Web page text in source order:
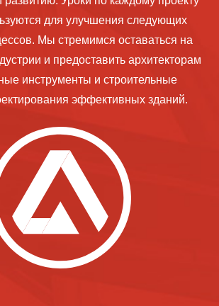
для улучшения следующих
Мы стремимся оставаться на
и предоставить архитекторам
инструменты и строительные
эффективных зданий.